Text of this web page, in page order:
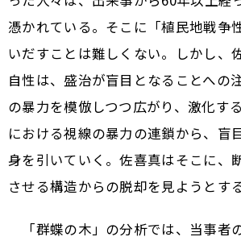
憑かれている。そこに「植民地戦争
いだすことは難しくない。しかし、
自性は、盛治が盲目となることへの
の暴力を模倣しつつ広がり、激化す
における視線の暴力の連鎖から、盲
身を引いていく。佐喜真はそこに、
させる構造からの脱却を見ようとする
「群蝶の木」の分析では、当事者